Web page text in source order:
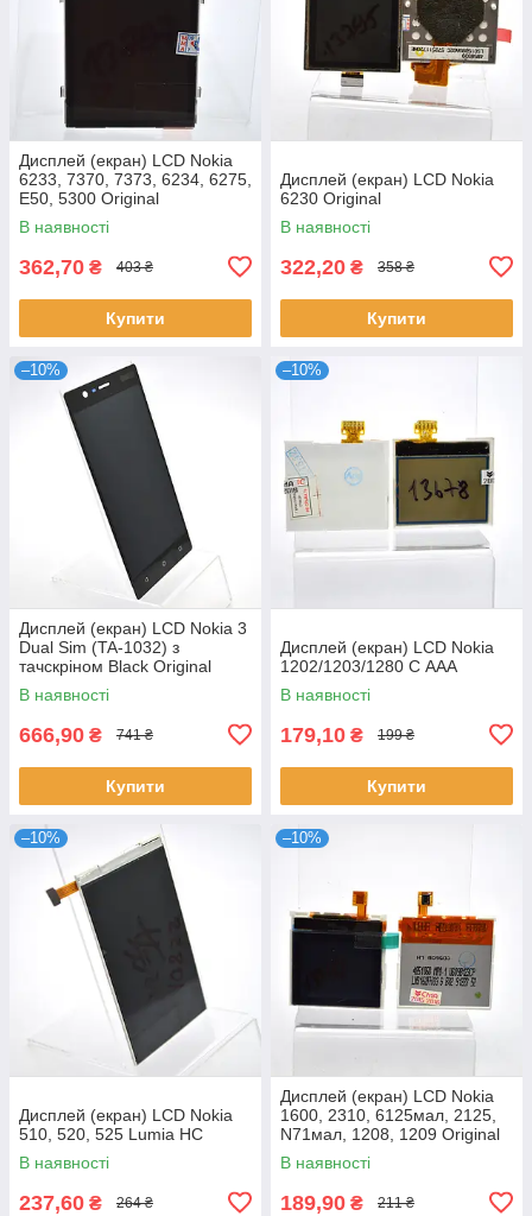
Дисплей (екран) LCD Nokia
6233, 7370, 7373, 6234, 6275,
E50, 5300 Original
В наявності
362,70 ₴ 403 ₴
Купити
Дисплей (екран) LCD Nokia
6230 Original
В наявності
322,20 ₴ 358 ₴
Купити
–10%
Дисплей (екран) LCD Nokia 3
Dual Sim (TA-1032) з
тачскріном Black Original
В наявності
666,90 ₴ 741 ₴
Купити
–10%
Дисплей (екран) LCD Nokia
1202/1203/1280 C ААА
В наявності
179,10 ₴ 199 ₴
Купити
–10%
Дисплей (екран) LCD Nokia
510, 520, 525 Lumia HC
В наявності
237,60 ₴ 264 ₴
–10%
Дисплей (екран) LCD Nokia
1600, 2310, 6125мал, 2125,
N71мал, 1208, 1209 Original
(p.n.4851068)
В наявності
189,90 ₴ 211 ₴